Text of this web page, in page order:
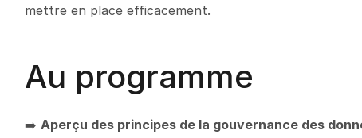
mettre en place efficacement.
Au programme
➡️ Aperçu des principes de la gouvernance des